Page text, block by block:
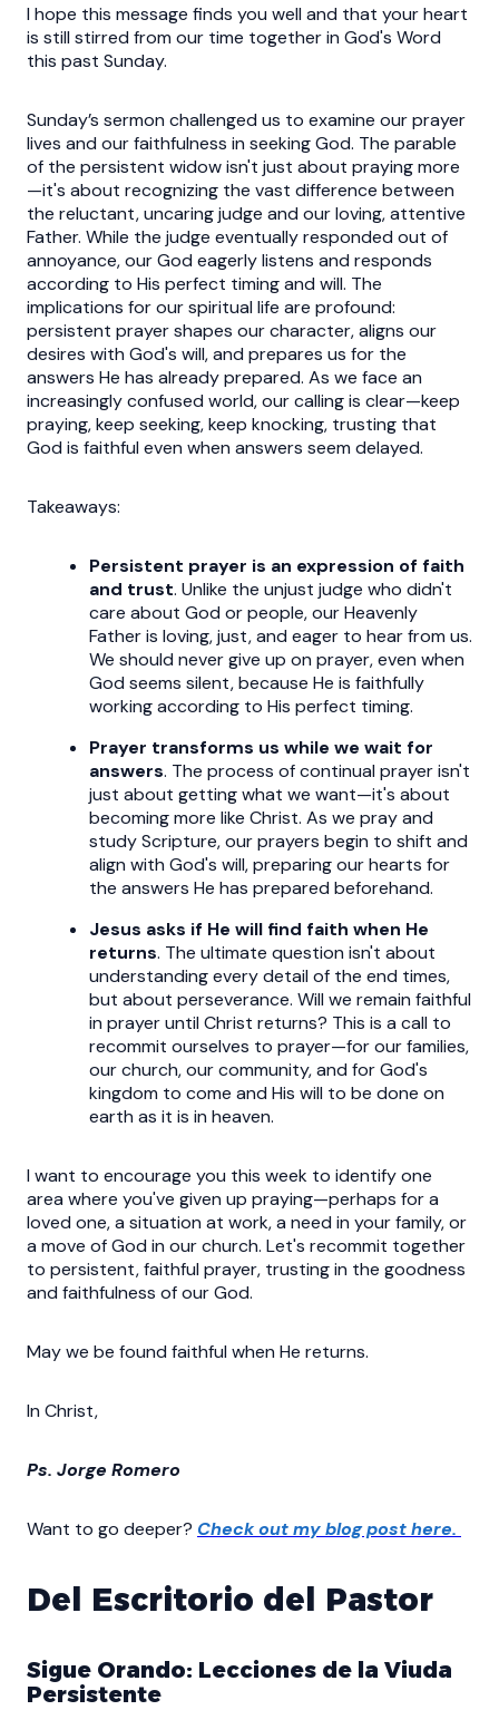
I hope this message finds you well and that your heart
is still stirred from our time together in God's Word
this past Sunday.
Sunday’s sermon challenged us to examine our prayer
lives and our faithfulness in seeking God. The parable
of the persistent widow isn't just about praying more
—it's about recognizing the vast difference between
the reluctant, uncaring judge and our loving, attentive
Father. While the judge eventually responded out of
annoyance, our God eagerly listens and responds
according to His perfect timing and will. The
implications for our spiritual life are profound:
persistent prayer shapes our character, aligns our
desires with God's will, and prepares us for the
answers He has already prepared. As we face an
increasingly confused world, our calling is clear—keep
praying, keep seeking, keep knocking, trusting that
God is faithful even when answers seem delayed.
Takeaways:
Persistent prayer is an expression of faith
and trust. Unlike the unjust judge who didn't
care about God or people, our Heavenly
Father is loving, just, and eager to hear from us.
We should never give up on prayer, even when
God seems silent, because He is faithfully
working according to His perfect timing.
Prayer transforms us while we wait for
answers. The process of continual prayer isn't
just about getting what we want—it's about
becoming more like Christ. As we pray and
study Scripture, our prayers begin to shift and
align with God's will, preparing our hearts for
the answers He has prepared beforehand.
Jesus asks if He will find faith when He
returns. The ultimate question isn't about
understanding every detail of the end times,
but about perseverance. Will we remain faithful
in prayer until Christ returns? This is a call to
recommit ourselves to prayer—for our families,
our church, our community, and for God's
kingdom to come and His will to be done on
earth as it is in heaven.
I want to encourage you this week to identify one
area where you've given up praying—perhaps for a
loved one, a situation at work, a need in your family, or
a move of God in our church. Let's recommit together
to persistent, faithful prayer, trusting in the goodness
and faithfulness of our God.
May we be found faithful when He returns.
In Christ,
Ps. Jorge Romero
Want to go deeper? Check out my blog post here.
Del Escritorio del Pastor
Sigue Orando: Lecciones de la Viuda
Persistente